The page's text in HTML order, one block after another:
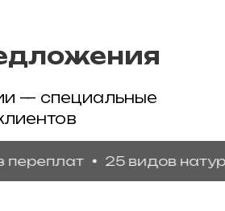
— специальные
25 видов